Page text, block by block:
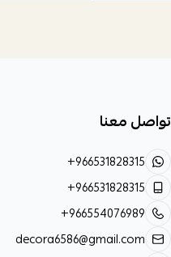
تواصل معنا
+966531828315
+966531828315
+966554076989
decora6586@gmail.com